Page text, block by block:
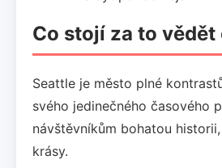
Co stojí za to vědět
Seattle je město plné
svého jedinečného časového
návštěvníkům bohatou
krásy.